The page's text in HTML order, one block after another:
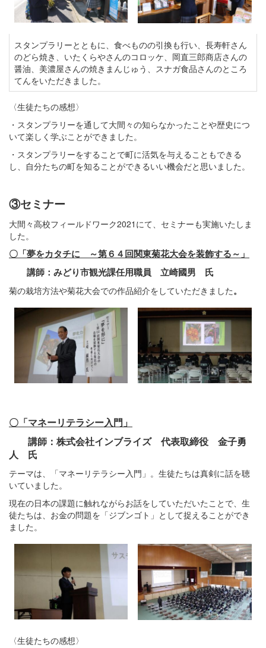
スタンプラリーとともに、食べものの引換も行い、長寿軒さん
のどら焼き、いたくらやさんのコロッケ、岡直三郎商店さんの
醤油、美濃屋さんの焼きまんじゅう、スナガ食品さんのところ
てんをいただきました。
〈生徒たちの感想〉
・スタンプラリーを通して大間々の知らなかったことや歴史につ
いて楽しく学ぶことができました。
・スタンプラリーをすることで町に活気を与えることもできる
し、自分たちの町を知ることができるいい機会だと思いました。
③セミナー
大間々高校フィールドワーク2021にて、セミナーも実施いたしま
した。
〇「夢をカタチに ～第６４回関東菊花大会を装飾する～」
講師：みどり市観光課任用職員 立崎國男 氏
菊の栽培方法や菊花大会での作品紹介をしていただきました。
〇「マネーリテラシー入門」
講師：株式会社インブライズ 代表取締役 金子勇
人 氏
テーマは、「マネーリテラシー入門」。生徒たちは真剣に話を聴
いていました。
現在の日本の課題に触れながらお話をしていただいたことで、生
徒たちは、お金の問題を「ジブンゴト」として捉えることができ
ました。
〈生徒たちの感想〉